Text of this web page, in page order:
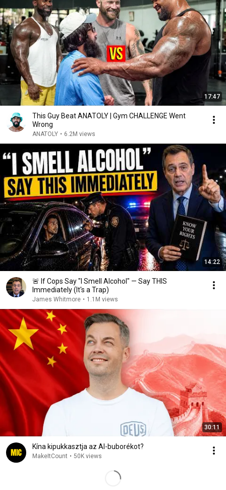
17:47
This Guy Beat ANATOLY | Gym CHALLENGE Went
Wrong
ANATOLY • 6.2M views
14:22
🚨 If Cops Say "I Smell Alcohol" — Say THIS
Immediately (It's a Trap)
James Whitmore • 1.1M views
30:11
Kína kipukkasztja az AI-buborékot?
MakeItCount • 50K views